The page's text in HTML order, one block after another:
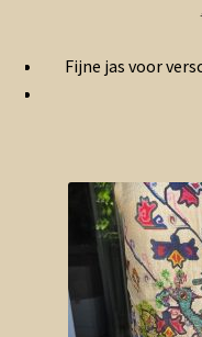
Fijne jas voor